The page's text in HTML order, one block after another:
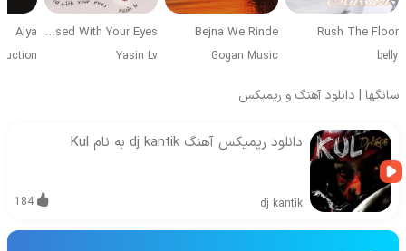
Rush The Floor
belly
Bejna We Rinde
Gogan Music
Obsessed With Your Eyes
Yasin Lv
Alya
سانگها | دانلود آهنگ و ریمیکس
دانلود ریمیکس آهنگ dj kantik به نام Kul
dj kantik
184